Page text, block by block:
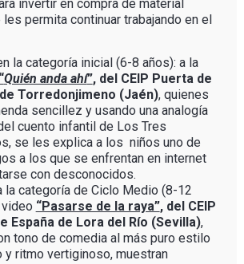
invertir en compra de material
permita continuar trabajando en el
la categoría inicial (6-8 años): a la
“Quién anda ahí”, del CEIP Puerta de
Torredonjimeno (Jaén), quienes
sencillez y usando una analogía
cuento infantil de Los Tres
se les explica a los niños uno de
a los que se enfrentan en internet
con desconocidos.
la categoría de Ciclo Medio (8-12
video “Pasarse de la raya”, del CEIP
España de Lora del Río (Sevilla),
tono de comedia al más puro estilo
y ritmo vertiginoso, muestran